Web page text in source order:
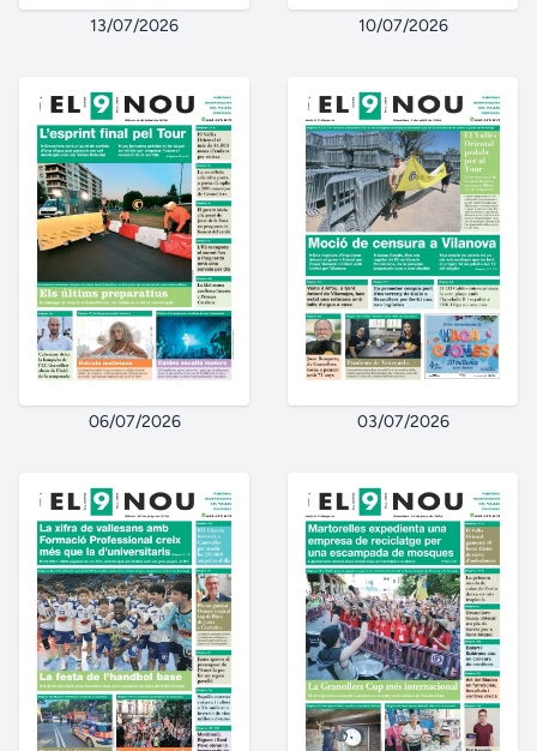
13/07/2026 10/07/2026
06/07/2026 03/07/2026